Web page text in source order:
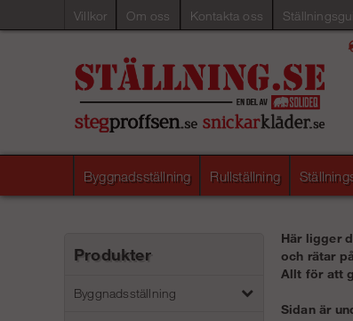
Villkor Om oss Kontakta oss
Byggnadsställning Rullställning
Produkter
Byggnadsställning
Här ligger
och rätar
Allt för att
Sidan är